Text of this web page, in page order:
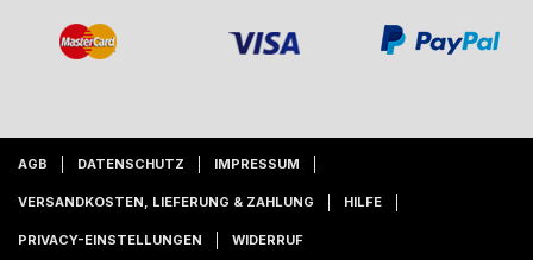
AGB DATENSCHUTZ IMPRESSUM
VERSANDKOSTEN, LIEFERUNG & ZAHLUNG HILFE
PRIVACY-EINSTELLUNGEN WIDERRUF